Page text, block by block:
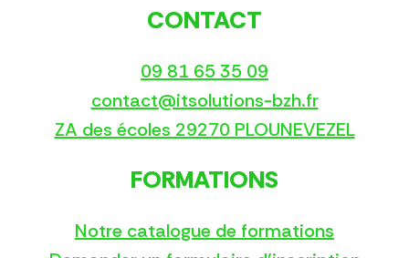
CONTACT
09 81 65 35 09
contact@itsolutions-bzh.fr
ZA des écoles 29270 PLOUNEVEZEL
FORMATIONS
Notre catalogue de formations